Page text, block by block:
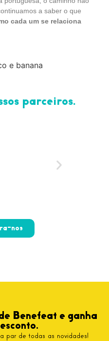
a saber o que
cada um se relaciona
parceiros.
nos
Benefeat e ganha
par de todas as novidades!